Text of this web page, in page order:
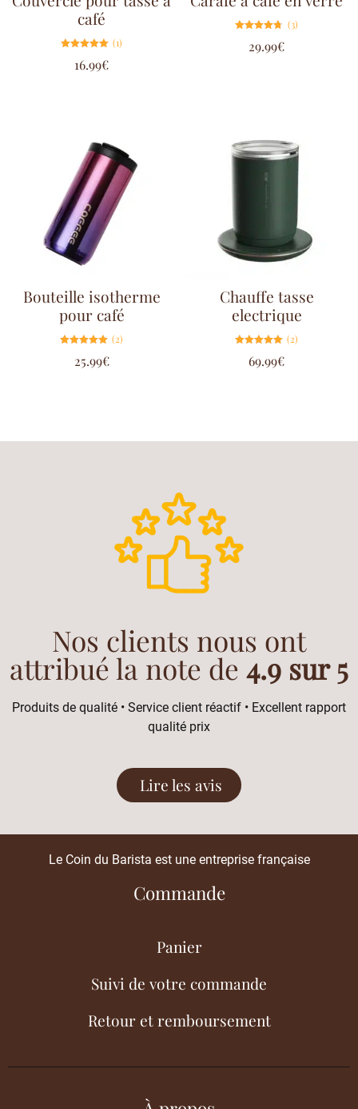
café
5.00
sur 5
(1)
16.99€
4.67
sur 5
(3)
29.99€
Bouteille isotherme
pour café
5.00
sur 5
(2)
25.99€
Chauffe tasse
electrique
5.00
sur 5
(2)
69.99€
Nos clients nous ont
attribué la note de 4.9 sur 5
Produits de qualité • Service client réactif • Excellent rapport
qualité prix
Lire les avis
Le Coin du Barista est une entreprise française
Commande
Panier
Suivi de votre commande
Retour et remboursement